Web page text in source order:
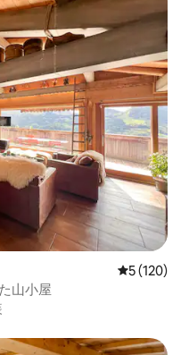
レビュー
5 (120)
山小屋